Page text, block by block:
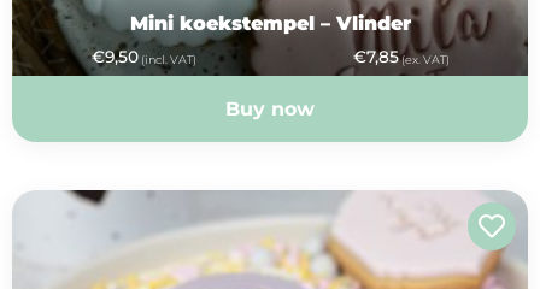
Mini koekstempel – Vlinder
€9,50 (incl. VAT) €7,85(ex. VAT)
Buy now